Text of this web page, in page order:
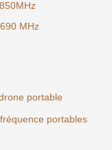
MHz
portable
portables